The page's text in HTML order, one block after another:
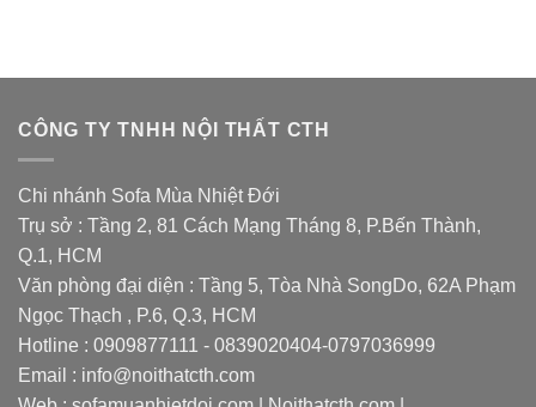
CÔNG TY TNHH NỘI THẤT CTH
Chi nhánh Sofa Mùa Nhiệt Đới
Trụ sở : Tầng 2, 81 Cách Mạng Tháng 8, P.Bến Thành,
Q.1, HCM
Văn phòng đại diện : Tầng 5, Tòa Nhà SongDo, 62A Phạm
Ngọc Thạch , P.6, Q.3, HCM
Hotline : 0909877111 - 0839020404-0797036999
Email : info@noithatcth.com